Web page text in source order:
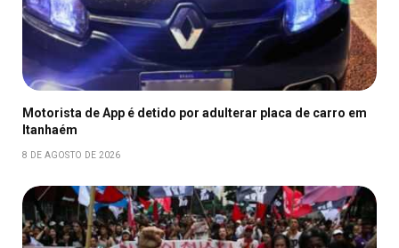
Motorista de App é detido por adulterar placa de carro em
Itanhaém
8 DE AGOSTO DE 2026